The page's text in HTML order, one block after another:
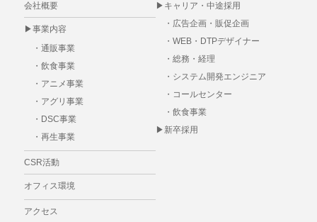
会社概要
▶事業内容
・ 通販事業
・ 飲食事業
・ アニメ事業
・ アグリ事業
・ DSC事業
・ 再生事業
▶ キャリア・中途採用
・ 広告企画・販促企画
・WEB・DTPデザイナー
・総務・経理
・ システム開発エンジニア
・ コールセンター
・飲食事業
▶ 新卒採用
CSR活動
オフィス環境
アクセス